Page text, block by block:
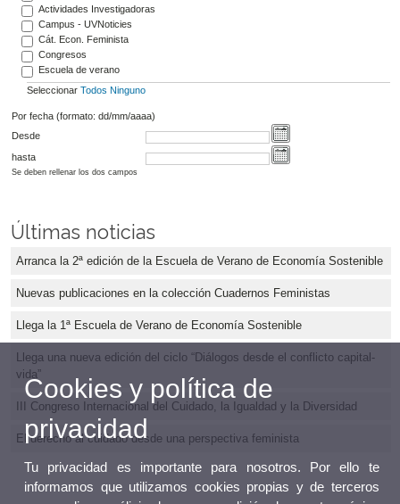
Actividades Investigadoras
Campus - UVNoticies
Cát. Econ. Feminista
Congresos
Escuela de verano
Seleccionar Todos Ninguno
Por fecha (formato: dd/mm/aaaa)
Desde
hasta
Se deben rellenar los dos campos
Últimas noticias
Arranca la 2ª edición de la Escuela de Verano de Economía Sostenible
Nuevas publicaciones en la colección Cuadernos Feministas
Llega la 1ª Escuela de Verano de Economía Sostenible
Llega una nueva edición del ciclo “Diálogos desde el conflicto capital-
vida”
III Congreso Internacional del Cuidado, la Igualdad y la Diversidad
El derecho al cuidado desde una perspectiva feminista
Cookies y política de
privacidad
Tu privacidad es importante para nosotros. Por ello te
informamos que utilizamos cookies propias y de terceros